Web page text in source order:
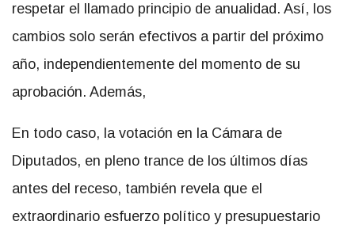
respetar el llamado principio de anualidad. Así, los
cambios solo serán efectivos a partir del próximo
año, independientemente del momento de su
aprobación. Además,
En todo caso, la votación en la Cámara de
Diputados, en pleno trance de los últimos días
antes del receso, también revela que el
extraordinario esfuerzo político y presupuestario